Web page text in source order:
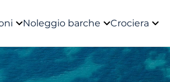
Noleggio barche Crociera